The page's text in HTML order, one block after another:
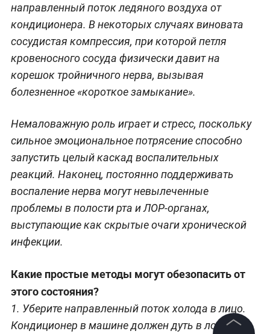
направленный поток ледяного воздуха от
кондиционера. В некоторых случаях виновата
сосудистая компрессия, при которой петля
кровеносного сосуда физически давит на
корешок тройничного нерва, вызывая
болезненное «короткое замыкание».
Немаловажную роль играет и стресс, поскольку
сильное эмоциональное потрясение способно
запустить целый каскад воспалительных
реакций. Наконец, постоянно поддерживать
воспаление нерва могут невылеченные
проблемы в полости рта и ЛОР-органах,
выступающие как скрытые очаги хронической
инфекции.
Какие простые методы могут обезопасить от
этого состояния?
1. Уберите направленный поток холода в лицо.
Кондиционер в машине должен дуть в лобовое